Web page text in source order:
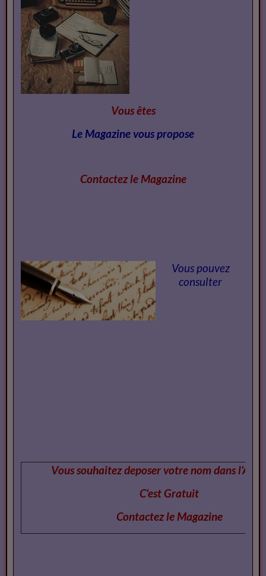
Vous êtes
Le Magazine vous propose
Contactez le Magazine
Vous pouvez
consulter
Vous souhaitez deposer votre nom dans
C'est Gratuit
Contactez le Magazine